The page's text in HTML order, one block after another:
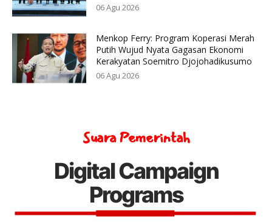
06 Agu 2026
Menkop Ferry: Program Koperasi Merah
Putih Wujud Nyata Gagasan Ekonomi
Kerakyatan Soemitro Djojohadikusumo
06 Agu 2026
Suara Pemerintah
Digital Campaign
Programs